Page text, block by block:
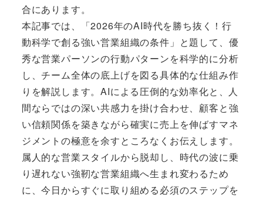
合にあります。
本記事では、「2026年のAI時代を勝ち抜く！行
動科学で創る強い営業組織の条件」と題して、優
秀な営業パーソンの行動パターンを科学的に分析
し、チーム全体の底上げを図る具体的な仕組み作
りを解説します。AIによる圧倒的な効率化と、人
間ならではの深い共感力を掛け合わせ、顧客と強
い信頼関係を築きながら確実に売上を伸ばすマネ
ジメントの極意を余すところなくお伝えします。
属人的な営業スタイルから脱却し、時代の波に乗
り遅れない強靭な営業組織へ生まれ変わるため
に、今日からすぐに取り組める必須のステップを